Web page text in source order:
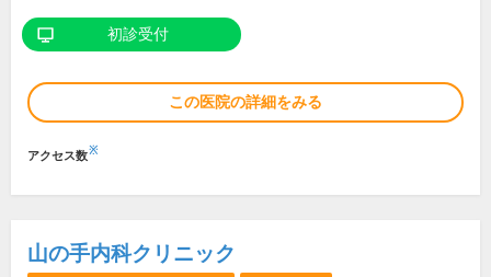
初診受付
この医院の詳細をみる
アクセス数※
山の手内科クリニック